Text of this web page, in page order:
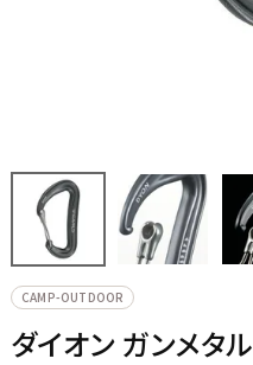
CAMP-OUTDOOR
ダイオン ガンメタル